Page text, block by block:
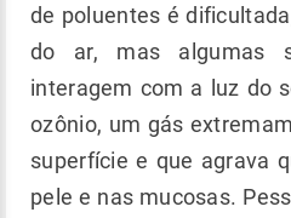
de poluentes é
do ar, mas algumas
interagem com a luz do
ozônio, um gás
superfície e que agrava
pele e nas mucosas.